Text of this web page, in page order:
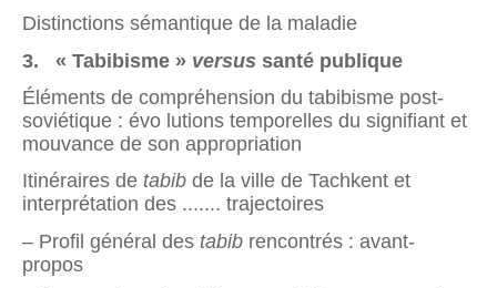
Distinctions sémantique de la maladie
3. « Tabibisme » versus santé publique
Éléments de compréhension du tabibisme post-
soviétique : évo lutions temporelles du signifiant et
mouvance de son appropriation
Itinéraires de tabib de la ville de Tachkent et
interprétation des ....... trajectoires
– Profil général des tabib rencontrés : avant-
propos